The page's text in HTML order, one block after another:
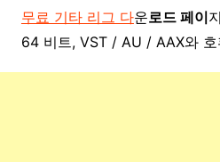
무료 기타 리그 다운로드 페이
64 비트, VST / AU / AAX와 호